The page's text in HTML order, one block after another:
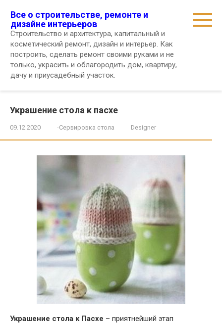
контенту
Все о строительстве, ремонте и
дизайне интерьеров
Строительство и архитектура, капитальный и
косметический ремонт, дизайн и интерьер. Как
построить, сделать ремонт своими руками и не
только, украсить и облагородить дом, квартиру,
дачу и приусадебный участок.
Украшение стола к пасхе
09.12.2020 -Сервировка стола Designer
Украшение стола к Пасхе – приятнейший этап